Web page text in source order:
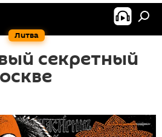
Литва
секретный